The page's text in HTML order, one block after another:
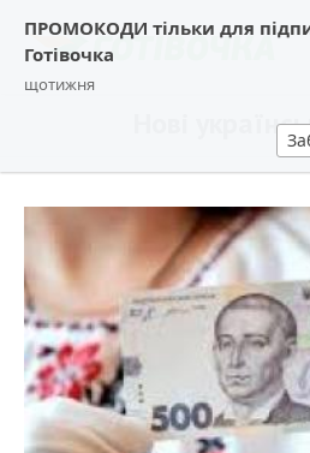
ПРОМОКОДИ тільки для
Готівочка
щотижня
Нові